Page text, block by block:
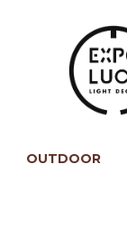
OUTDOOR